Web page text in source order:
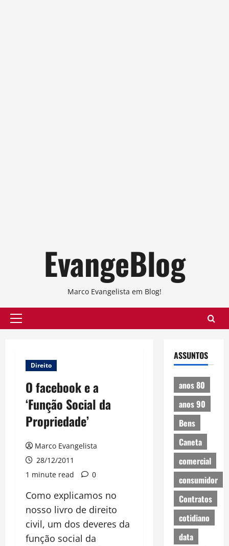
EvangeBlog
Marco Evangelista em Blog!
Primary
Direito
O facebook e a
‘Função Social da
Propriedade’
Marco Evangelista
28/12/2011
1 minute read
0
Como explicamos no
nosso livro de direito
civil, um dos deveres da
função social da
ASSUNTOS
anos 80
anos 90
Bens
Caneta
comercial
consumidor
Contratos
cotidiano
data